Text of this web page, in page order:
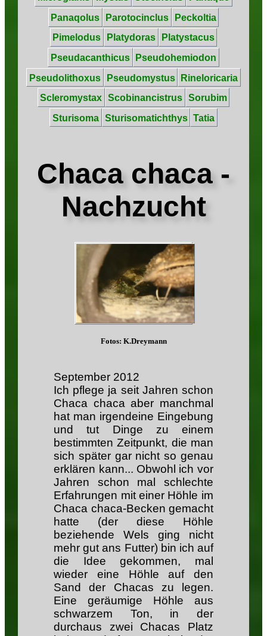
Panaqolus
Parotocinclus
Peckoltia
Pimelodus
Platydoras
Platystacus
Pseudacanthicus
Pseudohemiodon
Pseudolithoxus
Pseudomystus
Rineloricaria
Scleromystax Scobinancistrus Sorubim
Sturisoma Sturisomatichthys Tatia
Chaca chaca -
Nachzucht
Fotos: K.Dreymann
September 2012
Ich pflege ja seit Jahren schon
Chaca chaca aber manchmal
hat man irgendeine Eingebung
und tut Dinge zu einem
bestimmten Zeitpunkt, die man
sich später gar nicht so genau
erklären kann... Obwohl ich vor
Jahren schon mal schlechte
Erfahrungen mit einer Höhle im
Chaca chaca-Becken gemacht
hatte (der diese Höhle
beziehende Wels ging nicht
mehr gut ans Futter) bin ich auf
die Idee gekommen, mal
wieder eine Höhle auf den
Sand der Chacas zu legen.
Eine geräumige Höhle aus
schwarzem Ton, in der
durchaus zwei Chacas Platz